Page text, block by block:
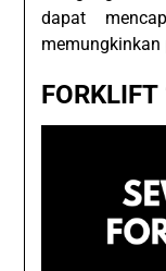
dapat
memungkinkan